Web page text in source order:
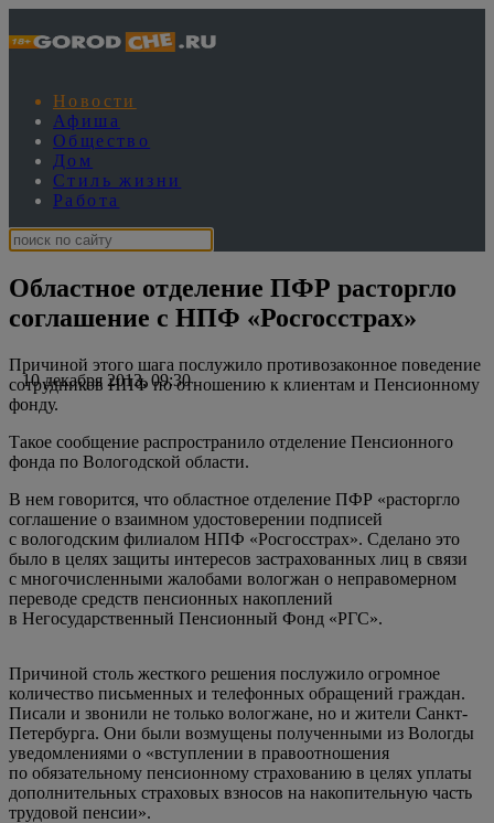
Новости
Афиша
Общество
Дом
Стиль жизни
Работа
Областное отделение ПФР расторгло
соглашение с НПФ «Росгосстрах»
10 декабря 2013, 09:30
Причиной этого шага послужило противозаконное поведение
сотрудников НПФ по отношению к клиентам и Пенсионному
фонду.
Такое сообщение распространило отделение Пенсионного
фонда по Вологодской области.
В нем говорится, что областное отделение ПФР «расторгло
соглашение о взаимном удостоверении подписей
с вологодским филиалом НПФ «Росгосстрах». Сделано это
было в целях защиты интересов застрахованных лиц в связи
с многочисленными жалобами вологжан о неправомерном
переводе средств пенсионных накоплений
в Негосударственный Пенсионный Фонд «РГС».
Причиной столь жесткого решения послужило огромное
количество письменных и телефонных обращений граждан.
Писали и звонили не только вологжане, но и жители Санкт-
Петербурга. Они были возмущены полученными из Вологды
уведомлениями о «вступлении в правоотношения
по обязательному пенсионному страхованию в целях уплаты
дополнительных страховых взносов на накопительную часть
трудовой пенсии».